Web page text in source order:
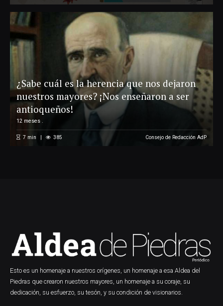
¿Sabe cuál es la herencia que nos dejaron
nuestros mayores? ¡Nos enseñaron a ser
antioqueños!
12 meses .
7 min 385 Consejo de Redacción AdP
Esto es un homenaje a nuestros orígenes, un homenaje a esa Aldea del
Piedras que crearon nuestros mayores, un homenaje a su coraje, su
dedicación, su esfuerzo, su tesón, y su condición de visionarios.